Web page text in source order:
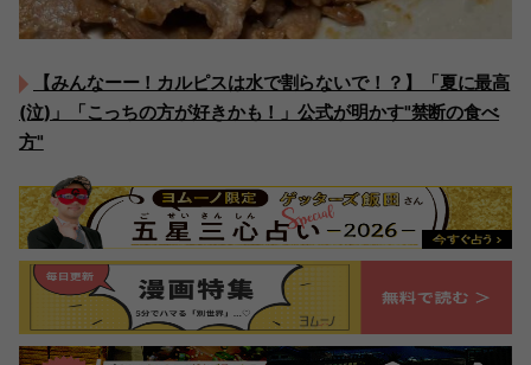
【みんなーー！カルピスは水で割らないで！？】「夏に最高
(泣)」「こっちの方が好きかも！」公式が明かす"禁断の食べ
方"